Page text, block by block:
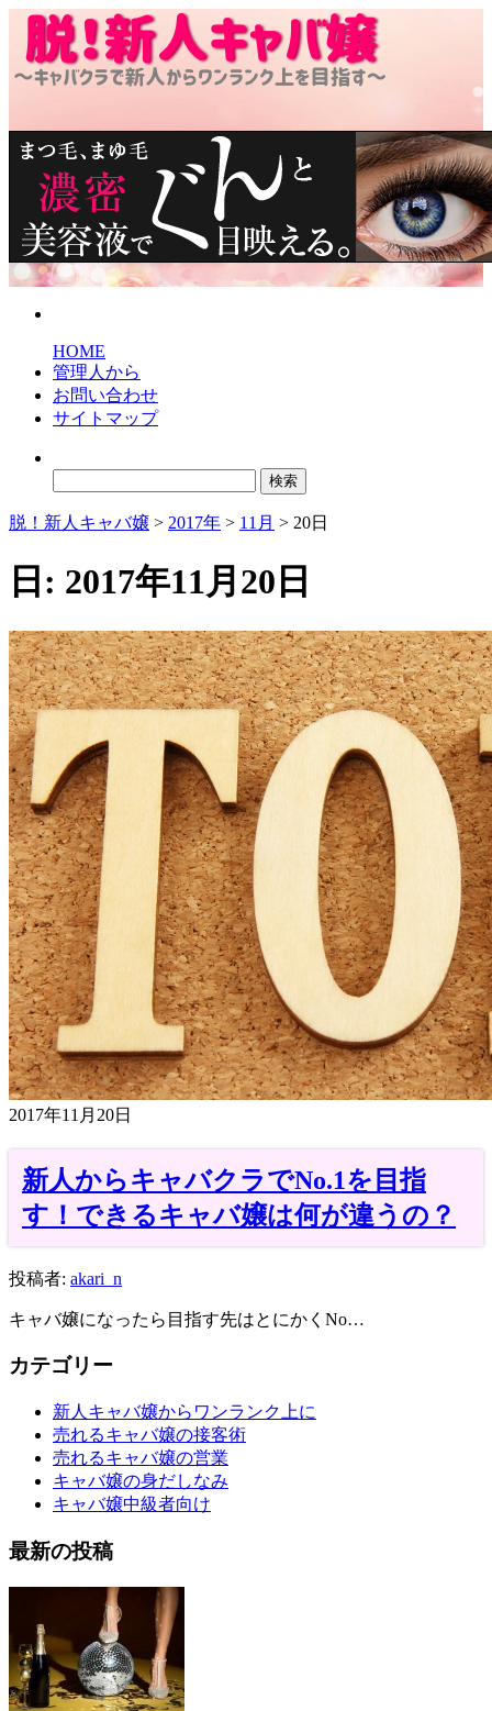
HOME
管理人から
お問い合わせ
サイトマップ
脱！新人キャバ嬢 > 2017年 > 11月 > 20日
日: 2017年11月20日
2017年11月20日
新人からキャバクラでNo.1を目指
す！できるキャバ嬢は何が違うの？
投稿者: akari_n
キャバ嬢になったら目指す先はとにかくNo…
カテゴリー
新人キャバ嬢からワンランク上に
売れるキャバ嬢の接客術
売れるキャバ嬢の営業
キャバ嬢の身だしなみ
キャバ嬢中級者向け
最新の投稿